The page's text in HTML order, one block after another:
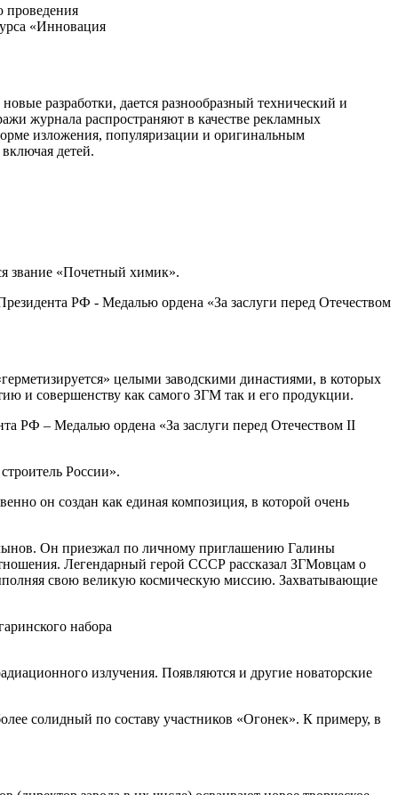
разработки, дается разнообразный технический и
журнала распространяют в качестве рекламных
изложения, популяризации и оригинальным
детей.
звание «Почетный химик».
РФ - Медалью ордена «За заслуги перед Отечеством
целыми заводскими династиями, в которых
и совершенству как самого ЗГМ так и его продукции.
РФ – Медалью ордена «За заслуги перед Отечеством II
России».
он создан как единая композиция, в которой очень
Он приезжал по личному приглашению Галины
Легендарный герой СССР рассказал ЗГМовцам о
свою великую космическую миссию. Захватывающие
излучения. Появляются и другие новаторские
солидный по составу участников «Огонек». К примеру, в